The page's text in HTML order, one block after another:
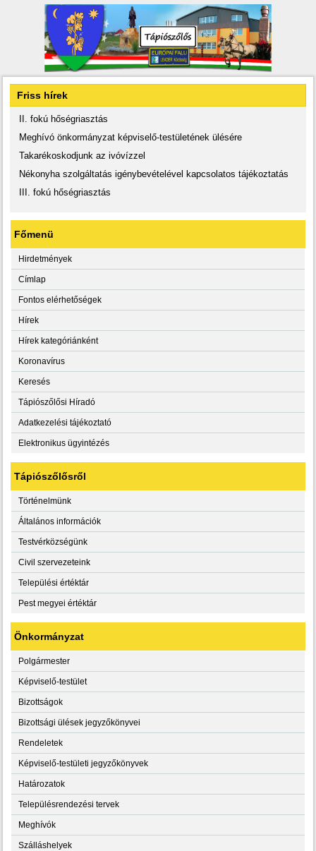
Friss hírek
II. fokú hőségriasztás
Meghívó önkormányzat képviselő-testületének ülésére
Takarékoskodjunk az ivóvízzel
Nékonyha szolgáltatás igénybevételével kapcsolatos tájékoztatás
III. fokú hőségriasztás
Főmenü
Hirdetmények
Címlap
Fontos elérhetőségek
Hírek
Hírek kategóriánként
Koronavírus
Keresés
Tápiószőlősi Híradó
Adatkezelési tájékoztató
Elektronikus ügyintézés
Tápiószőlősről
Történelmünk
Általános információk
Testvérközségünk
Civil szervezeteink
Települési értéktár
Pest megyei értéktár
Önkormányzat
Polgármester
Képviselő-testület
Bizottságok
Bizottsági ülések jegyzőkönyvei
Rendeletek
Képviselő-testületi jegyzőkönyvek
Határozatok
Településrendezési tervek
Meghívók
Szálláshelyek